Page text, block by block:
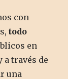
con
todo
en
a través de
una